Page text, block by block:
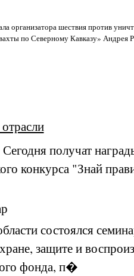
организатора шествия против
по Северному Кавказу» Андрея
получат
конкурса "Знай
состоялся
защите и
фонда, п�